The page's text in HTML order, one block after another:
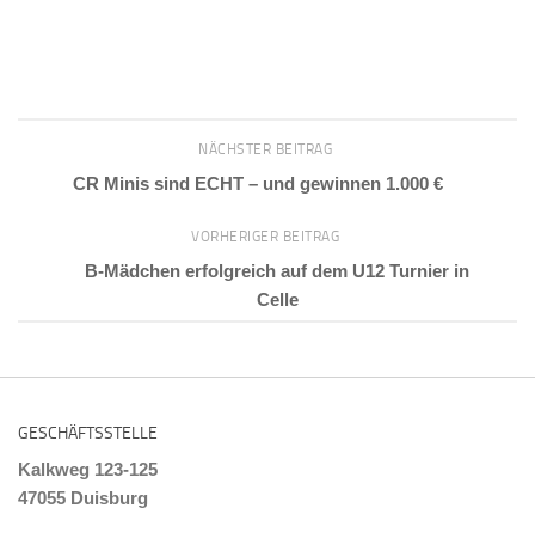
NÄCHSTER BEITRAG
CR Minis sind ECHT – und gewinnen 1.000 €
VORHERIGER BEITRAG
B-Mädchen erfolgreich auf dem U12 Turnier in
Celle
GESCHÄFTSSTELLE
Kalkweg 123-125
47055 Duisburg